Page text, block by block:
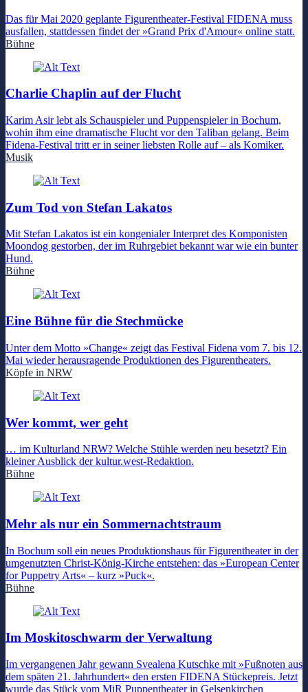
Das für Mai 2020 geplante Figurentheater-Festival FIDENA muss
ausfallen, stattdessen findet der »Grand Prix d'Amour« online statt.
Bühne
Charlie Chaplin auf der Flucht
Karim Asir lebt als Schauspieler und Puppenspieler in Bochum,
wohin ihm eine dramatische Flucht vor den Taliban gelang. Beim
Fidena-Festival tritt er in seiner liebsten Rolle auf – als Komiker.
Musik
Zum Tod von Stefan Lakatos
Mit Stefan Lakatos ist ein kongenialer Interpret des Komponisten
Moondog gestorben, der im Ruhrgebiet bekannt war wie ein bunter
Hund.
Bühne
Eine Bühne für die Stechmücke
Unter dem Motto »Change« zeigt das Festival Fidena vom 7. bis 12.
Mai wieder herausragende Produktionen des Figurentheaters.
Köpfe in NRW
Wer kommt, wer geht
… im Kulturland NRW? Welche Stühle werden neu besetzt? Ein
kleiner Ausblick der kultur.west-Redaktion.
Bühne
Mehr als nur ein Sommernachtstraum
In Bochum soll ein neues Produktionshaus für Figurentheater in der
umgenutzten Christ-König-Kirche entstehen: das »European Center
for Puppetry Arts« – kurz »Puck«.
Bühne
Im Moskitoschwarm der Verwaltung
Im vergangenen Jahr gewann Svealena Kutschke mit »Fußnoten aus
dem späten 21. Jahrhundert« den ersten FIDENA Stückepreis. Jetzt
wurde das Stück vom MiR Puppentheater in Gelsenkirchen